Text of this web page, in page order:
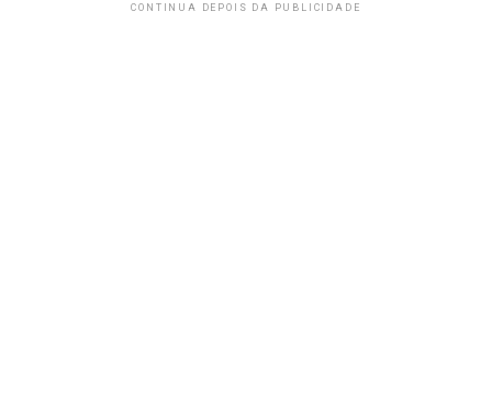
CONTINUA DEPOIS DA PUBLICIDADE